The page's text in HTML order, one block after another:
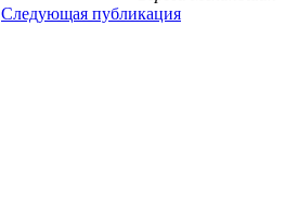
Следующая публикация